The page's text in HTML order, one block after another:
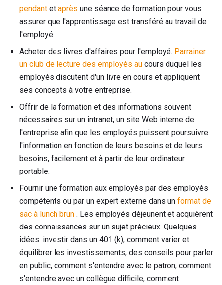
pendant et après une séance de formation pour vous
assurer que l'apprentissage est transféré au travail de
l'employé.
Acheter des livres d'affaires pour l'employé. Parrainer
un club de lecture des employés au cours duquel les
employés discutent d'un livre en cours et appliquent
ses concepts à votre entreprise.
Offrir de la formation et des informations souvent
nécessaires sur un intranet, un site Web interne de
l'entreprise afin que les employés puissent poursuivre
l'information en fonction de leurs besoins et de leurs
besoins, facilement et à partir de leur ordinateur
portable.
Fournir une formation aux employés par des employés
compétents ou par un expert externe dans un format de
sac à lunch brun . Les employés déjeunent et acquièrent
des connaissances sur un sujet précieux. Quelques
idées: investir dans un 401 (k), comment varier et
équilibrer les investissements, des conseils pour parler
en public, comment s'entendre avec le patron, comment
s'entendre avec un collègue difficile, comment